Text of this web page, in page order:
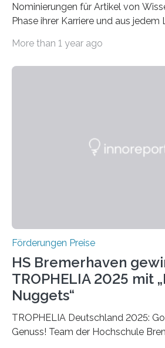
Nominierungen für Artikel von
Phase ihrer Karriere und aus jedem
Leben gerufen, um die
Foundation, des BIAL Award in
More than 1 year ago
Förderungen Preise
HS Bremerhaven
TROPHELIA 2025 mit
Nuggets“
TROPHELIA Deutschland 2025:
Genuss! Team der Hochschule